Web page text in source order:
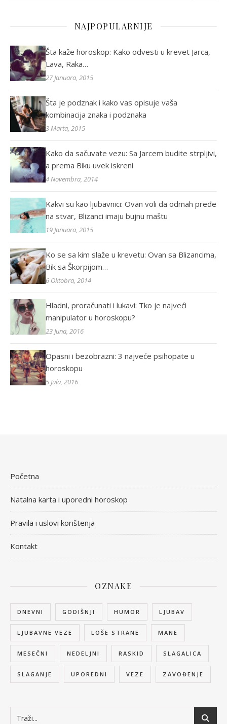
NAJPOPULARNIJE
Šta kaže horoskop: Kako odvesti u krevet Jarca,
Lava, Raka…
27 Januara, 2015
Šta je podznak i kako vas opisuje vaša
kombinacija znaka i podznaka
3 Marta, 2015
Kako da sačuvate vezu: Sa Jarcem budite strpljivi,
a prema Biku uvek iskreni
4 Novembra, 2014
Kakvi su kao ljubavnici: Ovan voli da odmah pređe
na stvar, Blizanci imaju bujnu maštu
19 Januara, 2015
Ko se sa kim slaže u krevetu: Ovan sa Blizancima,
Bik sa Škorpijom…
6 Oktobra, 2014
Hladni, proračunati i lukavi: Tko je najveći
manipulator u horoskopu?
23 Juna, 2016
Opasni i bezobrazni: 3 najveće psihopate u
horoskopu
5 Jula, 2016
Početna
Natalna karta i uporedni horoskop
Pravila i uslovi korištenja
Kontakt
OZNAKE
DNEVNI GODIŠNJI HUMOR LJUBAV
LJUBAVNE VEZE LOŠE STRANE MANE
MESEČNI NEDELJNI RASKID SLAGALICA
SLAGANJE UPOREDNI VEZE ZAVOĐENJE